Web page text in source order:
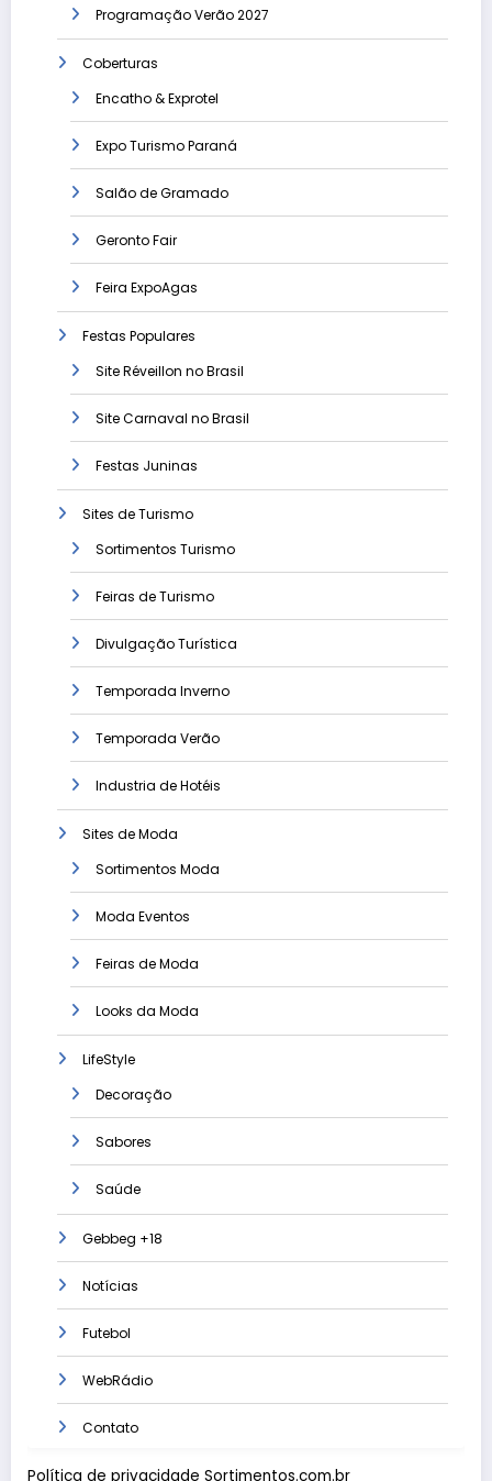
Programação Verão 2027
Coberturas
Encatho & Exprotel
Expo Turismo Paraná
Salão de Gramado
Geronto Fair
Feira ExpoAgas
Festas Populares
Site Réveillon no Brasil
Site Carnaval no Brasil
Festas Juninas
Sites de Turismo
Sortimentos Turismo
Feiras de Turismo
Divulgação Turística
Temporada Inverno
Temporada Verão
Industria de Hotéis
Sites de Moda
Sortimentos Moda
Moda Eventos
Feiras de Moda
Looks da Moda
LifeStyle
Decoração
Sabores
Saúde
Gebbeg +18
Notícias
Futebol
WebRádio
Contato
Política de privacidade Sortimentos.com.br